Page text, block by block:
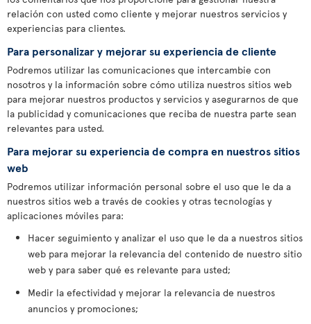
relación con usted como cliente y mejorar nuestros servicios y
experiencias para clientes.
Para personalizar y mejorar su experiencia de cliente
Podremos utilizar las comunicaciones que intercambie con
nosotros y la información sobre cómo utiliza nuestros sitios web
para mejorar nuestros productos y servicios y asegurarnos de que
la publicidad y comunicaciones que reciba de nuestra parte sean
relevantes para usted.
Para mejorar su experiencia de compra en nuestros sitios
web
Podremos utilizar información personal sobre el uso que le da a
nuestros sitios web a través de cookies y otras tecnologías y
aplicaciones móviles para:
Hacer seguimiento y analizar el uso que le da a nuestros sitios
web para mejorar la relevancia del contenido de nuestro sitio
web y para saber qué es relevante para usted;
Medir la efectividad y mejorar la relevancia de nuestros
anuncios y promociones;